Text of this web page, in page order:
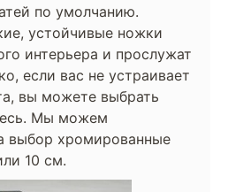
по умолчанию.
устойчивые ножки
интерьера и прослужат
если вас не устраивает
вы можете выбрать
Мы можем
выбор хромированные
10 см.